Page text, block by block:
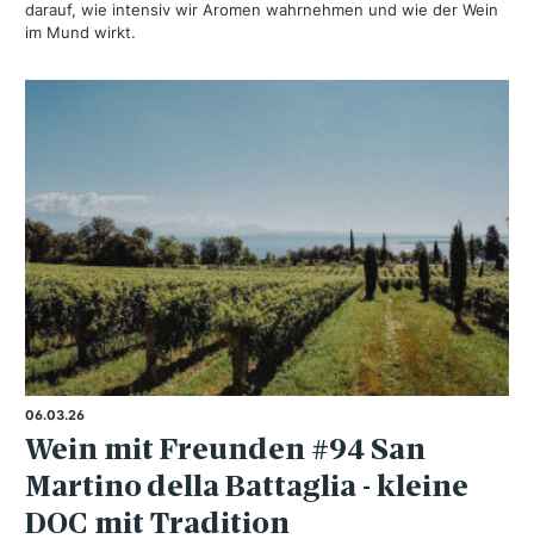
darauf, wie intensiv wir Aromen wahrnehmen und wie der Wein
im Mund wirkt.
06.03.26
Wein mit Freunden #94 San
Martino della Battaglia - kleine
DOC mit Tradition